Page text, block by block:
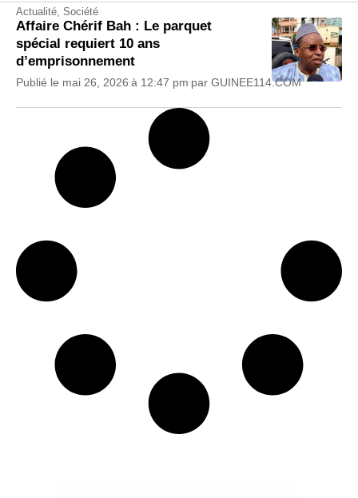
Actualité Société
Affaire Chérif Bah : Le parquet
spécial requiert 10 ans
d’emprisonnement
Publié le mai 26, 2026 à 12:47 pm par GUINEE114.COM